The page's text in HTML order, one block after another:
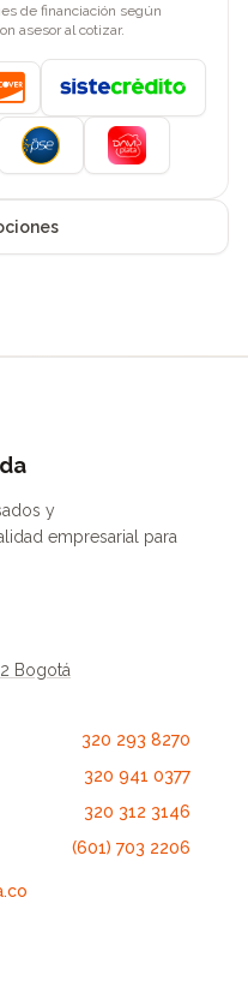
de financiación según
asesor al cotizar.
Express
Discover
y
empresarial para
Bogotá
320 293 8270
320 941 0377
320 312 3146
(601) 703 2206